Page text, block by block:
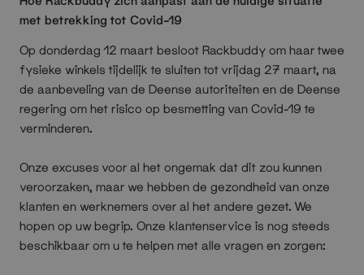
met betrekking tot Covid-19
Op donderdag 12 maart besloot Rackbuddy om haar twee
fysieke winkels tijdelijk te sluiten tot vrijdag 27 maart, na
de aanbeveling van de Deense autoriteiten en de Deense
regering om het risico op besmetting van Covid-19 te
verminderen.
Onze excuses voor al het ongemak dat dit zou kunnen
veroorzaken, maar we hebben de gezondheid van onze
klanten en werknemers over al het andere gezet. We
hopen op uw begrip. Onze klantenservice is nog steeds
beschikbaar om u te helpen met alle vragen en zorgen: